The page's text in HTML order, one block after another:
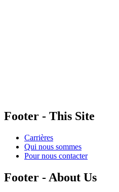
Footer - This Site
Carrières
Qui nous sommes
Pour nous contacter
Footer - About Us